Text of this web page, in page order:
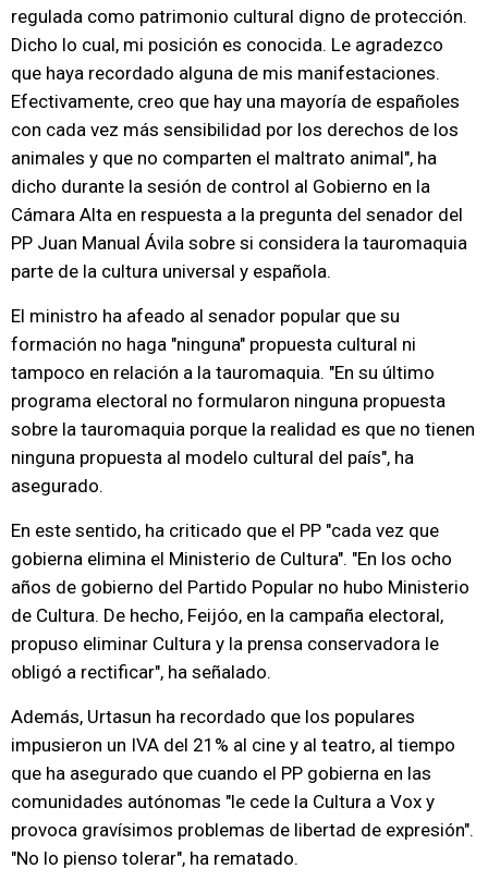
regulada como patrimonio cultural digno de protección.
Dicho lo cual, mi posición es conocida. Le agradezco
que haya recordado alguna de mis manifestaciones.
Efectivamente, creo que hay una mayoría de españoles
con cada vez más sensibilidad por los derechos de los
animales y que no comparten el maltrato animal", ha
dicho durante la sesión de control al Gobierno en la
Cámara Alta en respuesta a la pregunta del senador del
PP Juan Manual Ávila sobre si considera la tauromaquia
parte de la cultura universal y española.
El ministro ha afeado al senador popular que su
formación no haga "ninguna" propuesta cultural ni
tampoco en relación a la tauromaquia. "En su último
programa electoral no formularon ninguna propuesta
sobre la tauromaquia porque la realidad es que no tienen
ninguna propuesta al modelo cultural del país", ha
asegurado.
En este sentido, ha criticado que el PP "cada vez que
gobierna elimina el Ministerio de Cultura". "En los ocho
años de gobierno del Partido Popular no hubo Ministerio
de Cultura. De hecho, Feijóo, en la campaña electoral,
propuso eliminar Cultura y la prensa conservadora le
obligó a rectificar", ha señalado.
Además, Urtasun ha recordado que los populares
impusieron un IVA del 21% al cine y al teatro, al tiempo
que ha asegurado que cuando el PP gobierna en las
comunidades autónomas "le cede la Cultura a Vox y
provoca gravísimos problemas de libertad de expresión".
"No lo pienso tolerar", ha rematado.